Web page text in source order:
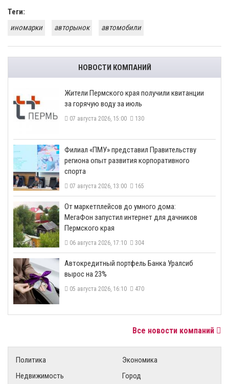
Теги:
иномарки
авторынок автомобили
НОВОСТИ КОМПАНИЙ
​Жители Пермского края получили квитанции
за горячую воду за июль
07 августа 2026, 15:00 130
​Филиал «ПМУ» представил Правительству
региона опыт развития корпоративного
спорта
07 августа 2026, 13:00 165
От маркетплейсов до умного дома:
МегаФон запустил интернет для дачников
Пермского края
06 августа 2026, 17:10 304
​Автокредитный портфель Банка Уралсиб
вырос на 23%
05 августа 2026, 16:10 470
Все новости компаний
Политика
Экономика
Недвижимость
Город